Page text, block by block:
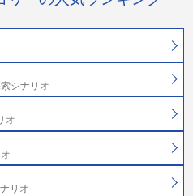
シナリオ
オ
リオ